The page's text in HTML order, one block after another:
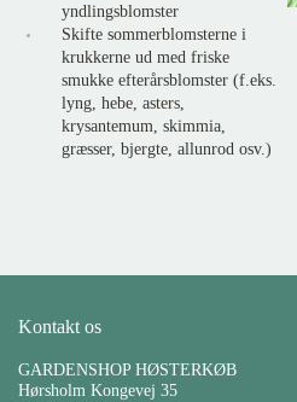
yndlingsblomster
Skifte sommerblomsterne i
krukkerne ud med friske
smukke efterårsblomster (f.eks.
lyng, hebe, asters,
krysantemum, skimmia,
græsser, bjergte, allunrod osv.)
Kontakt os
GARDENSHOP HØSTERKØB
Hørsholm Kongevej 35